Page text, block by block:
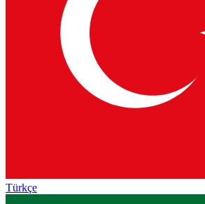
Türkçe